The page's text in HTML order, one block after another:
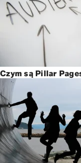
Czym są Pillar